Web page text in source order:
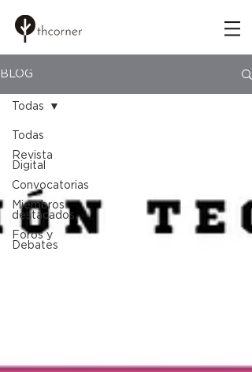
BLOG
Todas
Revista
Digital
Convocatorias
Miembros
destacados
Foros y
Debates
Todas